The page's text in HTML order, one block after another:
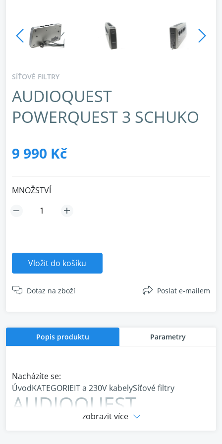
SÍŤOVÉ FILTRY
AUDIOQUEST
POWERQUEST 3 SCHUKO
9 990 Kč
MNOŽSTVÍ
Vložit do košíku
Dotaz na zboží Poslat e-mailem
Popis produktu Parametry
Nacházíte se:
ÚvodKATEGORIEIT a 230V kabelySíťové filtry
AUDIOQUEST
POWERQUEST 3
zobrazit více